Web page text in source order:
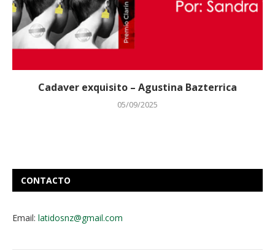
Cadaver exquisito – Agustina Bazterrica
05/09/2025
CONTACTO
Email: latidosnz@gmail.com